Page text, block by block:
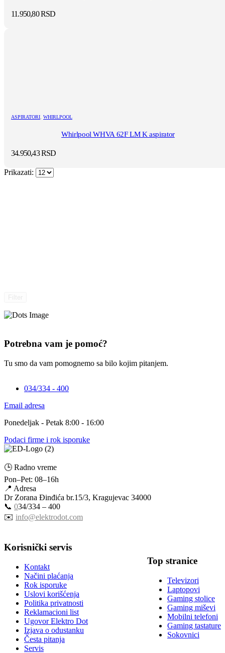
11.950,80RSD
ASPIRATORI WHIRLPOOL
Whirlpool WHVA 62F LM K aspirator
34.950,43RSD
Prikazati:
Potrebna vam je pomoć?
Tu smo da vam pomognemo sa bilo kojim pitanjem.
034/334 - 400
Email adresa
Ponedeljak - Petak 8:00 - 16:00
Podaci firme i rok isporuke
🕒 Radno vreme
Pon–Pet: 08–16h
📍 Adresa
Dr Zorana Đinđića br.15/3, Kragujevac 34000
📞 034/334 – 400
✉️ info@elektrodot.com
Korisnički servis
Kontakt
Načini plaćanja
Rok isporuke
Uslovi korišćenja
Politika privatnosti
Reklamacioni list
Ugovor Elektro Dot
Izjava o odustanku
Česta pitanja
Servis
Top stranice
Televizori
Laptopovi
Gaming stolice
Gaming miševi
Mobilni telefoni
Gaming tastature
Sokovnici